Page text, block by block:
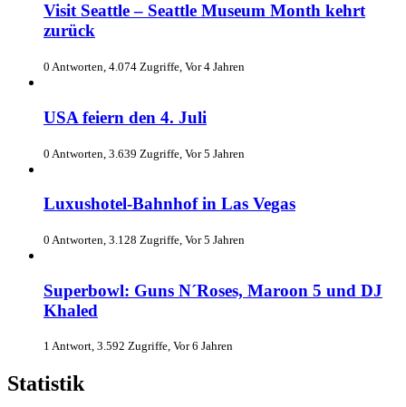
Visit Seattle – Seattle Museum Month kehrt
zurück
0 Antworten, 4.074 Zugriffe, Vor 4 Jahren
USA feiern den 4. Juli
0 Antworten, 3.639 Zugriffe, Vor 5 Jahren
Luxushotel-Bahnhof in Las Vegas
0 Antworten, 3.128 Zugriffe, Vor 5 Jahren
Superbowl: Guns N´Roses, Maroon 5 und DJ
Khaled
1 Antwort, 3.592 Zugriffe, Vor 6 Jahren
Statistik